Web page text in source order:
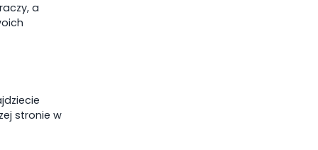
a
stronie w